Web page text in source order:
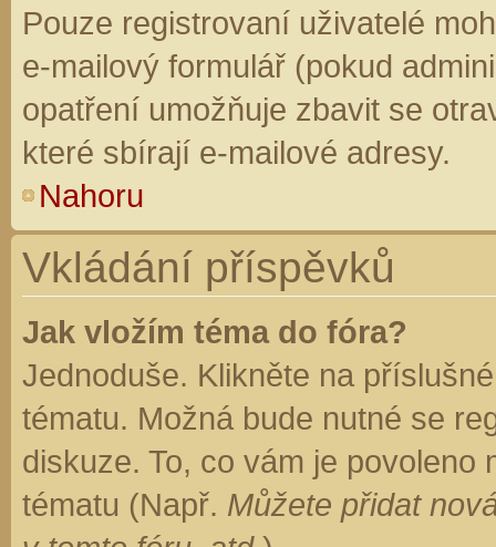
Pouze registrovaní uživatelé
e-mailový formulář (pokud
opatření umožňuje zbavit se
které sbírají e-mailové adresy.
Nahoru
Vkládání příspěvků
Jak vložím téma do fóra?
Jednoduše. Klikněte na
tématu. Možná bude nutné se
diskuze. To, co vám je
tématu (Např. Můžete přidat